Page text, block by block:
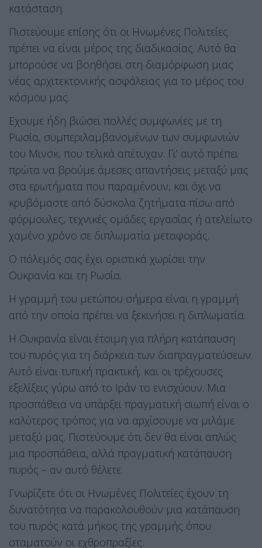
κατάσταση.
Πιστεύουμε επίσης ότι οι Ηνωμένες Πολιτείες
πρέπει να είναι μέρος της διαδικασίας. Αυτό θα
μπορούσε να βοηθήσει στη διαμόρφωση μιας
νέας αρχιτεκτονικής ασφάλειας για το μέρος του
κόσμου μας.
Εχουμε ήδη βιώσει πολλές συμφωνίες με τη
Ρωσία, συμπεριλαμβανομένων των συμφωνιών
του Μινσκ, που τελικά απέτυχαν. Γι’ αυτό πρέπει
πρώτα να βρούμε άμεσες απαντήσεις μεταξύ μας
στα ερωτήματα που παραμένουν, και όχι να
κρυβόμαστε από δύσκολα ζητήματα πίσω από
φόρμουλες, τεχνικές ομάδες εργασίας ή ατελείωτο
χαμένο χρόνο σε διπλωματία μεταφοράς.
Ο πόλεμός σας έχει οριστικά χωρίσει την
Ουκρανία και τη Ρωσία.
Η γραμμή του μετώπου σήμερα είναι η γραμμή
από την οποία πρέπει να ξεκινήσει η διπλωματία.
Η Ουκρανία είναι έτοιμη για πλήρη κατάπαυση
του πυρός για τη διάρκεια των διαπραγματεύσεων.
Αυτό είναι τυπική πρακτική, και οι τρέχουσες
εξελίξεις γύρω από το Ιράν το ενισχύουν. Μια
προσπάθεια να υπάρξει πραγματική σιωπή είναι ο
καλύτερος τρόπος για να αρχίσουμε να μιλάμε
μεταξύ μας. Πιστεύουμε ότι δεν θα είναι απλώς
μια προσπάθεια, αλλά πραγματική κατάπαυση
πυρός – αν αυτό θέλετε.
Γνωρίζετε ότι οι Ηνωμένες Πολιτείες έχουν τη
δυνατότητα να παρακολουθούν μια κατάπαυση
του πυρός κατά μήκος της γραμμής όπου
σταματούν οι εχθροπραξίες.